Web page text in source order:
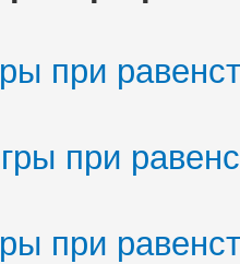
при
при
при